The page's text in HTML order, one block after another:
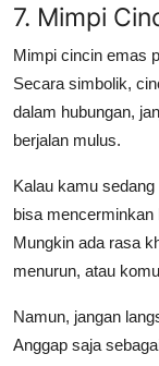
7. Mimpi
Mimpi cincin emas
Secara simbolik,
dalam hubungan,
berjalan mulus.
Kalau kamu
bisa mencerminkan
Mungkin ada rasa
menurun, atau
Namun, jangan
Anggap saja